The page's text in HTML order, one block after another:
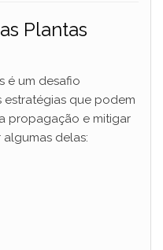
Plantas
é um desafio
estratégias que podem
propagação e mitigar
delas: